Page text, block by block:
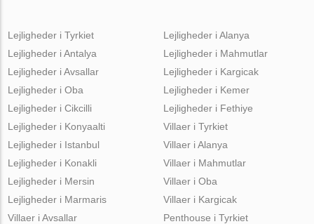
Lejligheder i Tyrkiet
Lejligheder i Antalya
Lejligheder i Avsallar
Lejligheder i Oba
Lejligheder i Cikcilli
Lejligheder i Alanya
Lejligheder i Mahmutlar
Lejligheder i Kargicak
Lejligheder i Kemer
Lejligheder i Fethiye
Lejligheder i Konyaalti
Lejligheder i Istanbul
Lejligheder i Konakli
Lejligheder i Mersin
Lejligheder i Marmaris
Villaer i Tyrkiet
Villaer i Alanya
Villaer i Mahmutlar
Villaer i Oba
Villaer i Kargicak
Villaer i Avsallar
Penthouse i Tyrkiet